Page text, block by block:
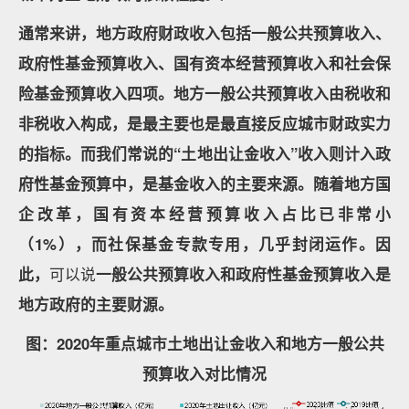
通常来讲，地方政府财政收入包括一般公共预算收入、
政府性基金预算收入、国有资本经营预算收入和社会保
险基金预算收入四项。地方一般公共预算收入由税收和
非税收入构成，是最主要也是最直接反应城市财政实力
的指标。而我们常说的“土地出让金收入”收入则计入政
府性基金预算中，是基金收入的主要来源。随着地方国
企改革，国有资本经营预算收入占比已非常小
（1%），而社保基金专款专用，几乎封闭运作。因
此， 可以说一般公共预算收入和政府性基金预算收入是
地方政府的主要财源。
图：2020年重点城市土地出让金收入和地方一般公共
预算收入对比情况